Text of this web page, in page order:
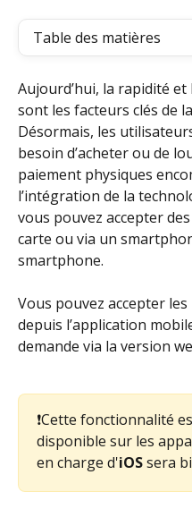
Table des matières
Aujourd’hui, la rapidité
sont les facteurs clés de
Désormais, les
besoin d’acheter ou de
paiement physiques
l’intégration de la
vous pouvez accepter
carte ou via un
smartphone.
Vous pouvez accepter
depuis l’application
demande via la version
❗Cette fonctionnalité
disponible sur les
en charge d'iOS sera